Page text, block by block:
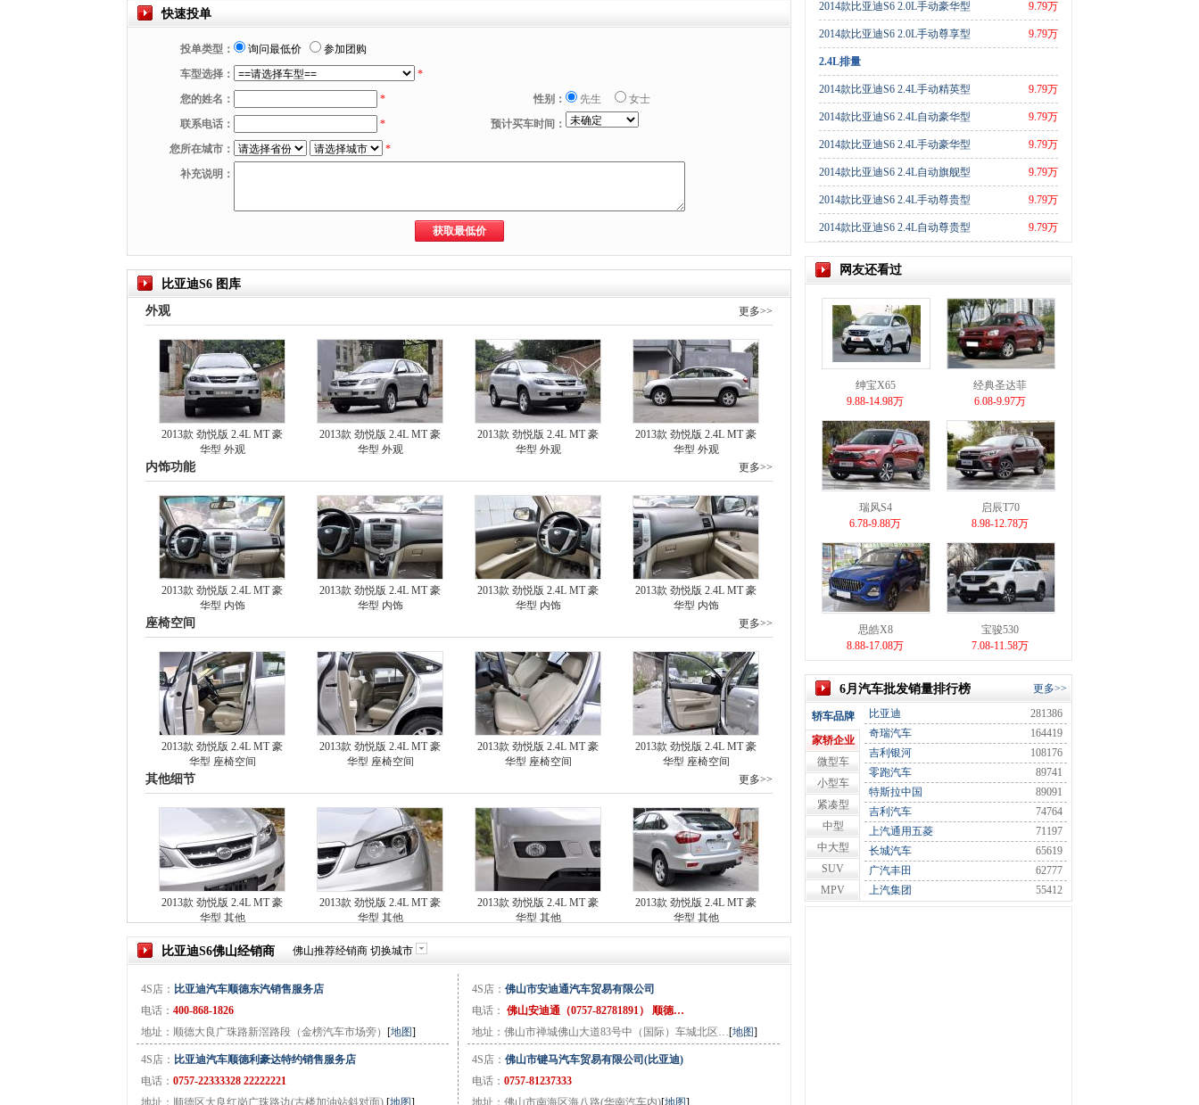
快速投单
投单类型： 询问最低价
参加团购
车型选择：
*
您的姓名：
* 性别： 先生
女士
联系电话：
*
预计买车时间：
您所在城市：
*
补充说明：
比亚迪S6 图库
外观
更多>>
2013款 劲悦版 2.4L MT 豪
华型 外观
2013款 劲悦版 2.4L MT 豪
华型 外观
2013款 劲悦版 2.4L MT 豪
华型 外观
2013款 劲悦版 2.4L MT 豪
华型 外观
内饰功能 更多>>
2013款 劲悦版 2.4L MT 豪
华型 内饰
2013款 劲悦版 2.4L MT 豪
华型 内饰
2013款 劲悦版 2.4L MT 豪
华型 内饰
2013款 劲悦版 2.4L MT 豪
华型 内饰
座椅空间 更多>>
2013款 劲悦版 2.4L MT 豪
华型 座椅空间
2013款 劲悦版 2.4L MT 豪
华型 座椅空间
2013款 劲悦版 2.4L MT 豪
华型 座椅空间
2013款 劲悦版 2.4L MT 豪
华型 座椅空间
其他细节 更多>>
2013款 劲悦版 2.4L MT 豪
华型 其他
2013款 劲悦版 2.4L MT 豪
华型 其他
2013款 劲悦版 2.4L MT 豪
华型 其他
2013款 劲悦版 2.4L MT 豪
华型 其他
比亚迪S6佛山经销商 佛山推荐经销商 切换城市
4S店： 比亚迪汽车顺德东汽销售服务店
电话： 400-868-1826
地址：顺德大良广珠路新滘路段（金榜汽车市场旁） [地图]
4S店： 佛山市安迪通汽车贸易有限公司
电话： 佛山安迪通（0757-82781891） 顺德…
地址：佛山市禅城佛山大道83号中（国际）车城北区…[地图]
4S店： 比亚迪汽车顺德利豪达特约销售服务店
电话： 0757-22333328 22222221
地址：顺德区大良红岗广珠路边(古楼加油站斜对面) [地图]
4S店： 佛山市键马汽车贸易有限公司(比亚迪)
电话： 0757-81237333
地址：佛山市南海区海八路(华南汽车内)[地图]
2014款比亚迪S6 2.0L手动豪华型 9.79万
2014款比亚迪S6 2.0L手动尊享型 9.79万
2.4L排量
2014款比亚迪S6 2.4L手动精英型 9.79万
2014款比亚迪S6 2.4L自动豪华型 9.79万
2014款比亚迪S6 2.4L手动豪华型 9.79万
2014款比亚迪S6 2.4L自动旗舰型 9.79万
2014款比亚迪S6 2.4L手动尊贵型 9.79万
2014款比亚迪S6 2.4L自动尊贵型 9.79万
网友还看过
绅宝X65
9.88-14.98万
经典圣达菲
6.08-9.97万
瑞风S4
6.78-9.88万
启辰T70
8.98-12.78万
思皓X8
8.88-17.08万
宝骏530
7.08-11.58万
6月汽车批发销量排行榜 更多>>
轿车品牌
家轿企业
微型车
小型车
紧凑型
中型
中大型
SUV
MPV
比亚迪
281386
奇瑞汽车
164419
吉利银河
108176
零跑汽车
89741
特斯拉中国
89091
吉利汽车
74764
上汽通用五菱
71197
长城汽车
65619
广汽丰田
62777
上汽集团
55412